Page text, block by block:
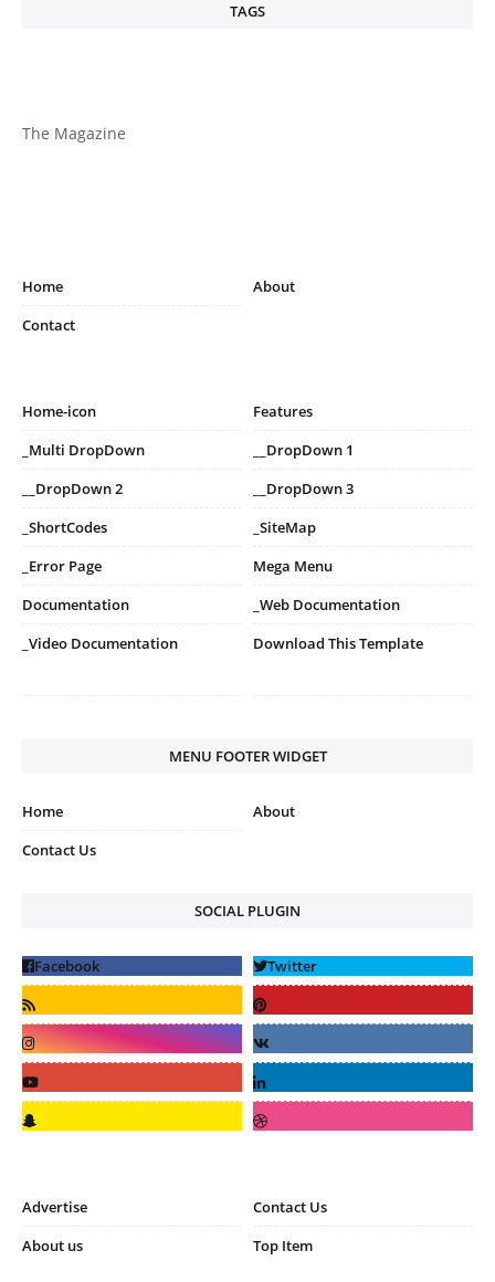
TAGS
The Magazine
Home
About
Contact
Home-icon
Features
_Multi DropDown
__DropDown 1
__DropDown 2
__DropDown 3
_ShortCodes
_SiteMap
_Error Page
Mega Menu
Documentation
_Web Documentation
_Video Documentation
Download This Template
MENU FOOTER WIDGET
Home
About
Contact Us
SOCIAL PLUGIN
Advertise
Contact Us
About us
Top Item